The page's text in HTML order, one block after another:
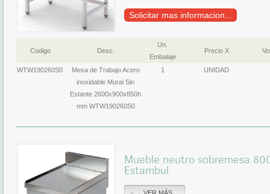
Solicitar mas informacion...
Codigo Desc.
Un.
Embalaje
Precio X
WTW190260S0
Mesa de Trabajo Acero
inoxidable Mural Sin
Estante 2600x900x850h
mm WTW190260S0
1 UNIDAD
Mueble neutro sobremesa
Estambul